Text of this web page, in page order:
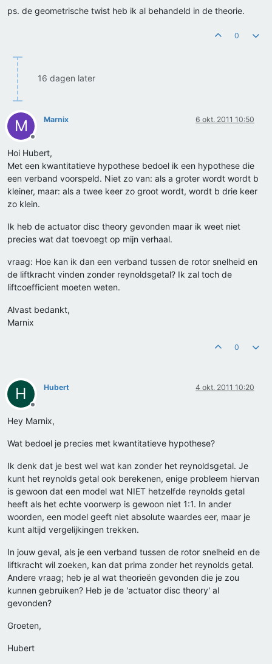
ps. de geometrische twist heb ik al behandeld in de theorie.
0
16 dagen later
M
Offline
Marnix 6 okt. 2011 10:50
Hoi Hubert,
Met een kwantitatieve hypothese bedoel ik een hypothese die
een verband voorspeld. Niet zo van: als a groter wordt wordt b
kleiner, maar: als a twee keer zo groot wordt, wordt b drie keer
zo klein.
Ik heb de actuator disc theory gevonden maar ik weet niet
precies wat dat toevoegt op mijn verhaal.
vraag: Hoe kan ik dan een verband tussen de rotor snelheid en
de liftkracht vinden zonder reynoldsgetal? Ik zal toch de
liftcoefficient moeten weten.
Alvast bedankt,
Marnix
0
H
Offline
Hubert 4 okt. 2011 10:20
Hey Marnix,
Wat bedoel je precies met kwantitatieve hypothese?
Ik denk dat je best wel wat kan zonder het reynoldsgetal. Je
kunt het reynolds getal ook berekenen, enige probleem hiervan
is gewoon dat een model wat NIET hetzelfde reynolds getal
heeft als het echte voorwerp is gewoon niet 1:1. In ander
woorden, een model geeft niet absolute waardes eer, maar je
kunt altijd vergelijkingen trekken.
In jouw geval, als je een verband tussen de rotor snelheid en de
liftkracht wil zoeken, kan dat prima zonder het reynolds getal.
Andere vraag; heb je al wat theorieën gevonden die je zou
kunnen gebruiken? Heb je de 'actuator disc theory' al
gevonden?
Groeten,
Hubert